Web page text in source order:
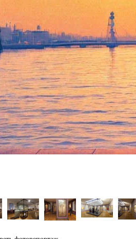
"диснейленда"
для печати